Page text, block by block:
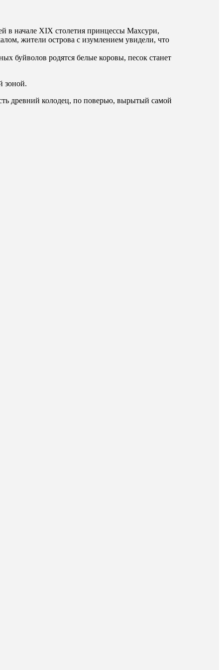
в начале XIX столетия принцессы Махсури,
жители острова с изумлением увидели, что
буйволов родятся белые коровы, песок станет
зоной.
древний колодец, по поверью, вырытый самой